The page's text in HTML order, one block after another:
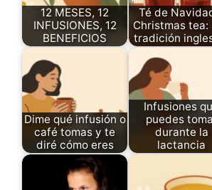
12 MESES, 12
INFUSIONES, 12
BENEFICIOS
Té de
Christmas tea:
tradición
Dime qué infusión o
café tomas y te
diré cómo eres
Infusiones
puedes
durante la
lactancia